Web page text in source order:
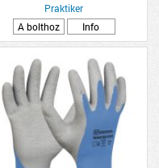
Praktiker
A bolthoz
Info